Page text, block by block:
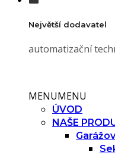
Největší dodavatel
automatizační
MENUMENU
ÚVOD
NAŠE